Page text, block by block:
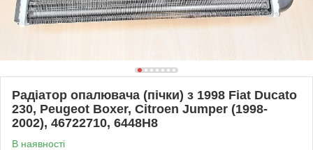
Радіатор опалювача (пічки) з 1998 Fiat Ducato
230, Peugeot Boxer, Citroen Jumper (1998-
2002), 46722710, 6448H8
В наявності